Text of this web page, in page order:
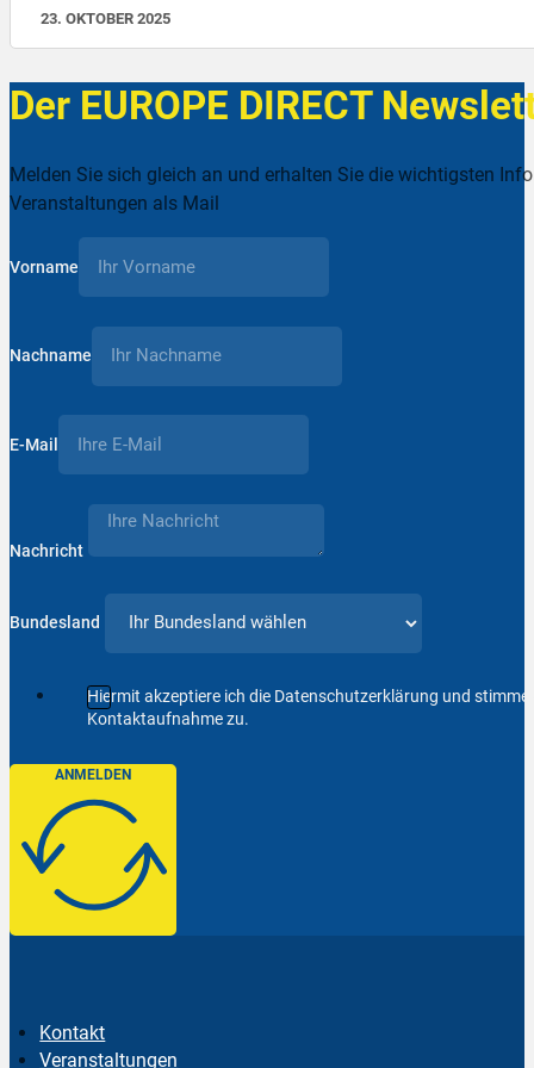
23. OKTOBER 2025
Der EUROPE DIRECT
Melden Sie sich gleich an und erhalten Sie die wichtigsten
Veranstaltungen als Mail
Vorname
Nachname
E-Mail
Nachricht
Bundesland
Hiermit akzeptiere ich die Datenschutzerklärung und
Kontaktaufnahme zu.
ANMELDEN
Kontakt
Veranstaltungen